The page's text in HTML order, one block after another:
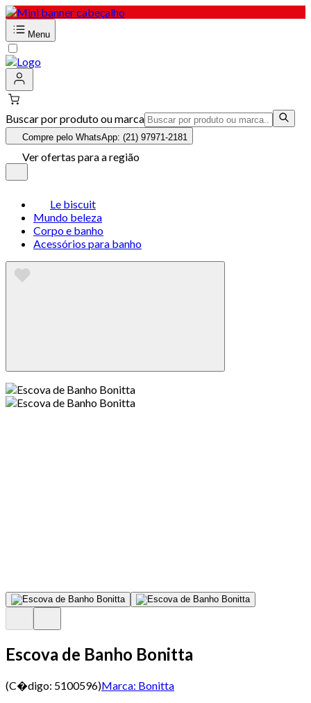
Menu
Buscar por produto ou marca
Compre pelo WhatsApp: (21) 97971-2181
Ver ofertas para a região
Le biscuit
Mundo beleza
Corpo e banho
Acessórios para banho
Escova de Banho Bonitta
(C�digo: 5100596)Marca: Bonitta